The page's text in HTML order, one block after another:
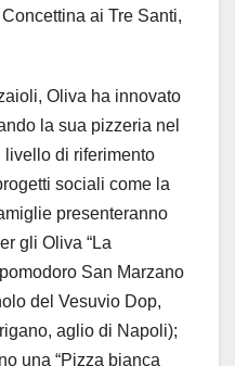
ai Tre Santi,
Oliva ha innovato
la sua pizzeria nel
di riferimento
sociali come la
presenteranno
gli Oliva “La
San Marzano
del Vesuvio Dop,
aglio di Napoli);
una “Pizza bianca